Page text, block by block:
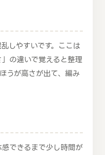
しやすいです。ここは
の違いで覚えると整理
うが高さが出て、編み
できるまで少し時間が